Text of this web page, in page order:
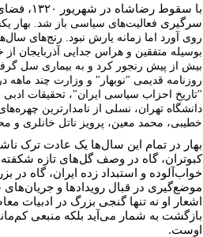
با سقوط
سرگیری فعالیت‌‌های سیاسی باز شد. بهار
روی آورد اما زمانه یارش نبود. رنج‌های
بوسیله متفقین و هراس جدایی آذربایجان
بیش از پیش رنجور کرد و به بیماری سل
روزنامه قدیمی "نوبهار" و وزارت چند ماهه
"تاریخ احزاب سیاسی ایران"، تحقیقات
دانشگاه تهران، نسلی از نامدارترین
خطیبی، محمد معین، پرویز ناتل خانلری و
بهار در تمام این سال‌ها یک عادت ترک
کبوتران، گاه در وصف گل‌های تازه
خواب‌آلوده و استبداد زده ایران، گاه در
موضع‌گیری در قبال رویدادها و
اشعار او نه تنها گنجی بزرگ در ادبیات
بازگشت به شمار می‌آید بلکه منبعی
اوست.